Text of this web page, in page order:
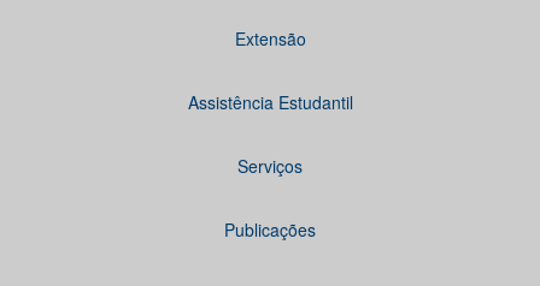
Extensão
Assistência Estudantil
Serviços
Publicações